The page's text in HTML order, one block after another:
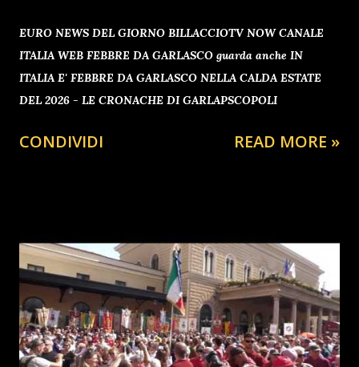
EURO NEWS DEL GIORNO BILLACCIOTV NOW CANALE
ITALIA WEB FEBBRE DA GARLASCO guarda anche IN
ITALIA E' FEBBRE DA GARLASCO NELLA CALDA ESTATE
DEL 2026 - LE CRONACHE DI GARLAPSCOPOLI
CONDIVIDI READ MORE »